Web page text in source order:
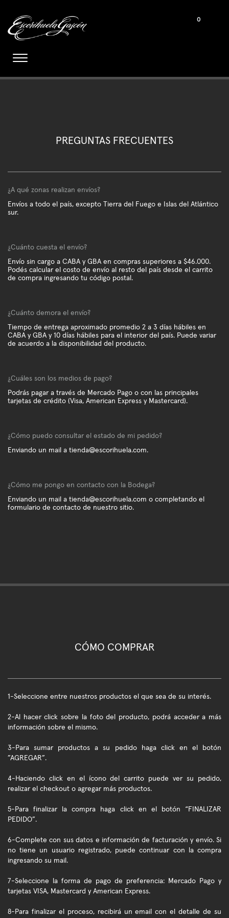
0
PREGUNTAS FRECUENTES
¿A qué zonas realizan envíos?
Envíos a todo el país, excepto Tierra del Fuego e Islas del Atlántico
sur.
¿Cuánto cuesta el envío?
Envío sin cargo a CABA y GBA en compras superiores a $46.000.
Podés calcular el costo de envío al resto del país desde el carrito
de compra ingresando tu código postal.
¿Cuánto demora el envío?
Tiempo de entrega aproximado promedio 2 a 3 días hábiles en
CABA y GBA y 10 días hábiles para el interior del país. Puede variar
de acuerdo a la disponibilidad del producto.
¿Cuáles son los medios de pago?
Podrás pagar a través de Mercado Pago o con las principales
tarjetas de crédito (Visa, American Express y Mastercard).
¿Cómo puedo consultar el estado de mi pedido?
Enviando un mail a tienda@escorihuela.com.
¿Cómo me pongo en contacto con la Bodega?
Enviando un mail a tienda@escorihuela.com o completando el
formulario de contacto de nuestro sitio.
CÓMO COMPRAR
1-Seleccione entre nuestros productos el que sea de su interés.
2-Al hacer click sobre la foto del producto, podrá acceder a más
información sobre el mismo.
3-Para sumar productos a su pedido haga click en el botón
”AGREGAR”.
4-Haciendo click en el ícono del carrito puede ver su pedido,
realizar el checkout o agregar más productos.
5-Para finalizar la compra haga click en el botón “FINALIZAR
PEDIDO”.
6-Complete con sus datos e información de facturación y envío. Si
no tiene un usuario registrado, puede continuar con la compra
ingresando su mail.
7-Seleccione la forma de pago de preferencia: Mercado Pago y
tarjetas VISA, Mastercard y American Express.
8-Para finalizar el proceso, recibirá un email con el detalle de su